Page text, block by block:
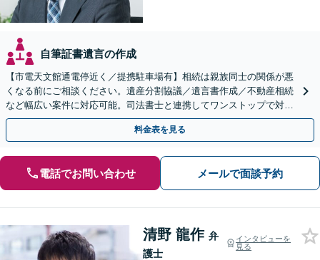
自筆証書遺言の作成
【市電天文館通電停近く／提携駐車場有】相続は親族同士の関係が悪
くなる前にご相談ください。遺産分割協議／遺言書作成／不動産相続
など幅広い案件に対応可能。司法書士と連携してワンストップで対応
します。【休日相談可能（要予約）】
料金表を見る
電話でお問い合わせ メールで面談予約
清野 龍作 弁
護士
インタビューを
見る